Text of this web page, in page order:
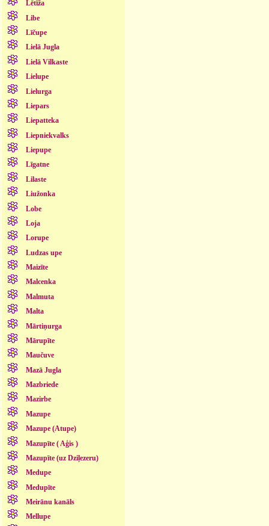
Lētīža
Libe
Līčupe
Lielā Jugla
Lielā Vilkaste
Lielupe
Lielurga
Liepars
Liepatteka
Liepniekvalks
Liepupe
Līgatne
Lilaste
Liužonka
Lobe
Loja
Lorupe
Ludzas upe
Maizīte
Malcenka
Malmuta
Malta
Mārtiņurga
Mārupīte
Maučuve
Mazā Jugla
Mazbriede
Mazirbe
Mazupe
Mazupe (Atupe)
Mazupīte ( Aģis )
Mazupīte (uz Dziļezeru)
Medupe
Medupīte
Meirānu kanāls
Mellupe